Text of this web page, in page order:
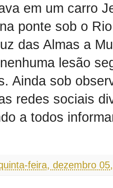
em um carro
ponte sob o
das Almas a
lesão
Ainda sob
redes sociais
a todos
feira, dezembro